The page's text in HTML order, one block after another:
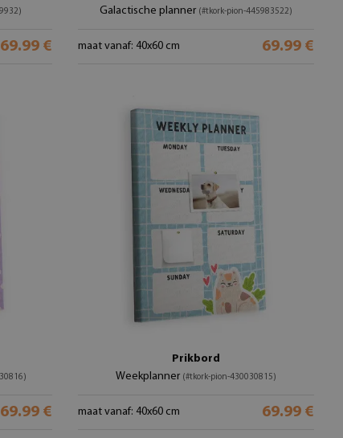
69.99 €
Galactische planner (#tkork-pion-445983522)
maat vanaf: 40x60 cm 69.99 €
69.99 €
Prikbord
Weekplanner (#tkork-pion-430030815)
maat vanaf: 40x60 cm 69.99 €